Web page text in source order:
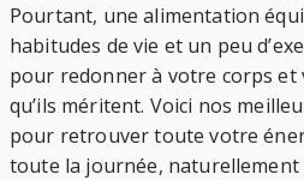
Pourtant, une alimentation
habitudes de vie et un peu
pour redonner à votre corps
qu’ils méritent. Voici nos
pour retrouver toute votre
toute la journée, naturellement